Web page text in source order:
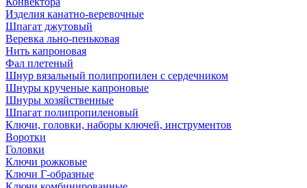
Изделия канатно-веревочные
Шпагат джутовый
Веревка льно-пеньковая
Нить капроновая
Фал плетеный
Шнур вязальный полипропилен с сердечником
Шнуры крученые капроновые
Шнуры хозяйственные
Шпагат полипропиленовый
Ключи, головки, наборы ключей, инструментов
Воротки
Головки
Ключи рожковые
Ключи Г-образные